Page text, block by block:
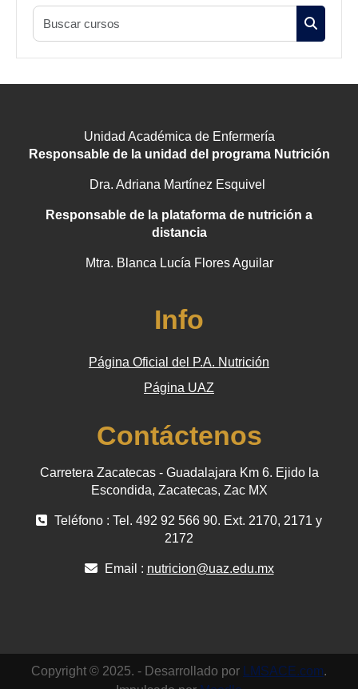
Buscar
Unidad Académica de Enfermería
Responsable de la unidad del programa Nutrición
Dra. Adriana Martínez Esquivel
Responsable de la plataforma de nutrición a
distancia
Mtra. Blanca Lucía Flores Aguilar
Info
Página Oficial del P.A. Nutrición
Página UAZ
Contáctenos
Carretera Zacatecas - Guadalajara Km 6. Ejido la
Escondida, Zacatecas, Zac MX
Teléfono : Tel. 492 92 566 90. Ext. 2170, 2171 y
2172
Email : nutricion@uaz.edu.mx
Copyright © 2025. - Desarrollado por LMSACE.com.